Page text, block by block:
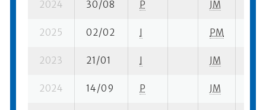
2024 30/08 P JM
2025 02/02 I PM
2023 21/01 I JM
2024 14/09 P JM